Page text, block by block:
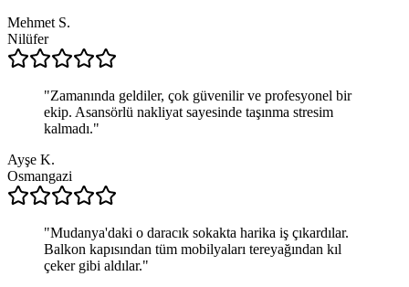
Mehmet S.
Nilüfer
"Zamanında geldiler, çok güvenilir ve profesyonel bir
ekip. Asansörlü nakliyat sayesinde taşınma stresim
kalmadı."
Ayşe K.
Osmangazi
"Mudanya'daki o daracık sokakta harika iş çıkardılar.
Balkon kapısından tüm mobilyaları tereyağından kıl
çeker gibi aldılar."